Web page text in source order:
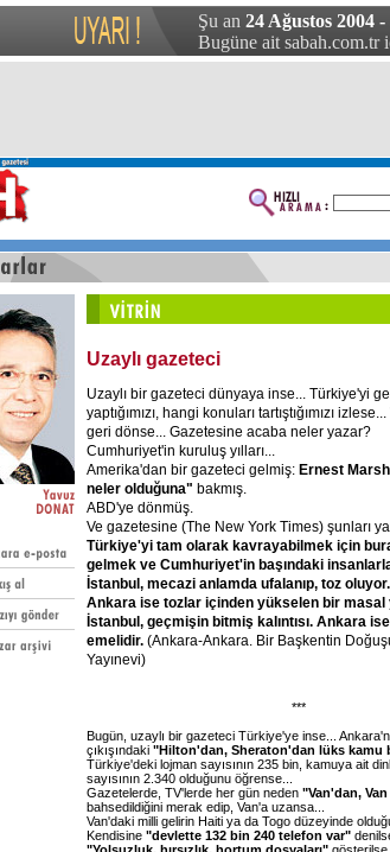
Şu an 24 Ağustos 2004 -
Bugüne ait sabah.com.tr
Uzaylı gazeteci
Uzaylı bir gazeteci dünyaya inse... Türkiye'yi
yaptığımızı, hangi konuları tartıştığımızı
geri dönse... Gazetesine acaba neler yazar?
Cumhuriyet'in kuruluş yılları...
Amerika'dan bir gazeteci gelmiş: Ernest
neler olduğuna" bakmış.
ABD'ye dönmüş.
Ve gazetesine (The New York Times) şunları
Türkiye'yi tam olarak kavrayabilmek için
gelmek ve Cumhuriyet'in başındaki
İstanbul, mecazi anlamda ufalanıp, toz oluyor.
Ankara ise tozlar içinden yükselen bir masal
İstanbul, geçmişin bitmiş kalıntısı. Ankara
emelidir. (Ankara-Ankara. Bir Başkentin
Yayınevi)
***
Bugün, uzaylı bir gazeteci Türkiye'ye inse...
çıkışındaki "Hilton'dan, Sheraton'dan lüks kamu
Türkiye'deki lojman sayısının 235 bin, kamuya ait
sayısının 2.340 olduğunu öğrense...
Gazetelerde, TV'lerde her gün neden "Van'dan,
bahsedildiğini merak edip, Van'a uzansa...
Van'daki milli gelirin Haiti ya da Togo düzeyinde
Kendisine "devlette 132 bin 240 telefon var"